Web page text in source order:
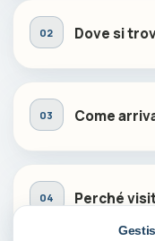
Dove si
Come
Perché